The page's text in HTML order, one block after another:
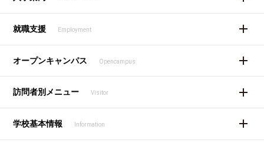
就職支援 Employment
オープンキャンパス Opencampus
訪問者別メニュー Visitor
学校基本情報 Information